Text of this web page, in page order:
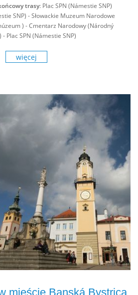
trasy: Plac SPN (Námestie SNP)
SNP) - Słowackie Muzeum Narodowe
) - Cmentarz Narodowy (Národný
Plac SPN (Námestie SNP)
więcej
mieście Banská Bystrica